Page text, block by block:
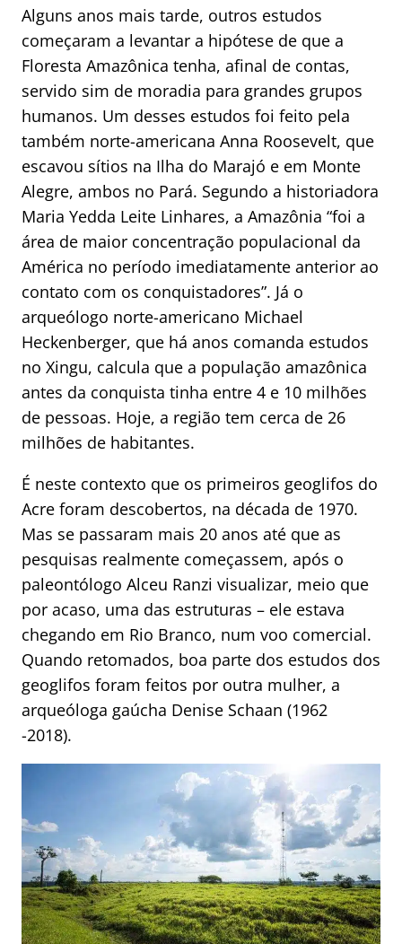
Alguns anos mais tarde, outros estudos
começaram a levantar a hipótese de que a
Floresta Amazônica tenha, afinal de contas,
servido sim de moradia para grandes grupos
humanos. Um desses estudos foi feito pela
também norte-americana Anna Roosevelt, que
escavou sítios na Ilha do Marajó e em Monte
Alegre, ambos no Pará. Segundo a historiadora
Maria Yedda Leite Linhares, a Amazônia “foi a
área de maior concentração populacional da
América no período imediatamente anterior ao
contato com os conquistadores”. Já o
arqueólogo norte-americano Michael
Heckenberger, que há anos comanda estudos
no Xingu, calcula que a população amazônica
antes da conquista tinha entre 4 e 10 milhões
de pessoas. Hoje, a região tem cerca de 26
milhões de habitantes.
É neste contexto que os primeiros geoglifos do
Acre foram descobertos, na década de 1970.
Mas se passaram mais 20 anos até que as
pesquisas realmente começassem, após o
paleontólogo Alceu Ranzi visualizar, meio que
por acaso, uma das estruturas – ele estava
chegando em Rio Branco, num voo comercial.
Quando retomados, boa parte dos estudos dos
geoglifos foram feitos por outra mulher, a
arqueóloga gaúcha Denise Schaan (1962
-2018).